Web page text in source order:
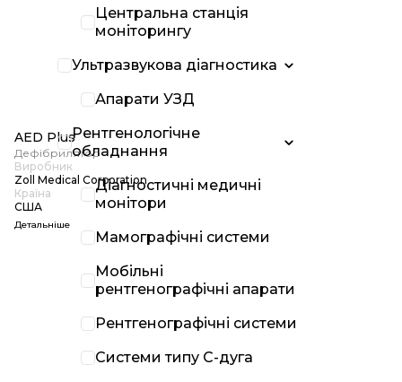
Центральна станція
моніторингу
Ультразвукова діагностика
Апарати УЗД
Рентгенологічне
обладнання
Діагностичні медичні
монітори
Мамографічні системи
Мобільні
рентгенографічні апарати
Рентгенографічні системи
Системи типу С-дуга
AED Plus
Дефібрилятор
Виробник
Zoll Medical Corporation
Країна
США
Детальніше